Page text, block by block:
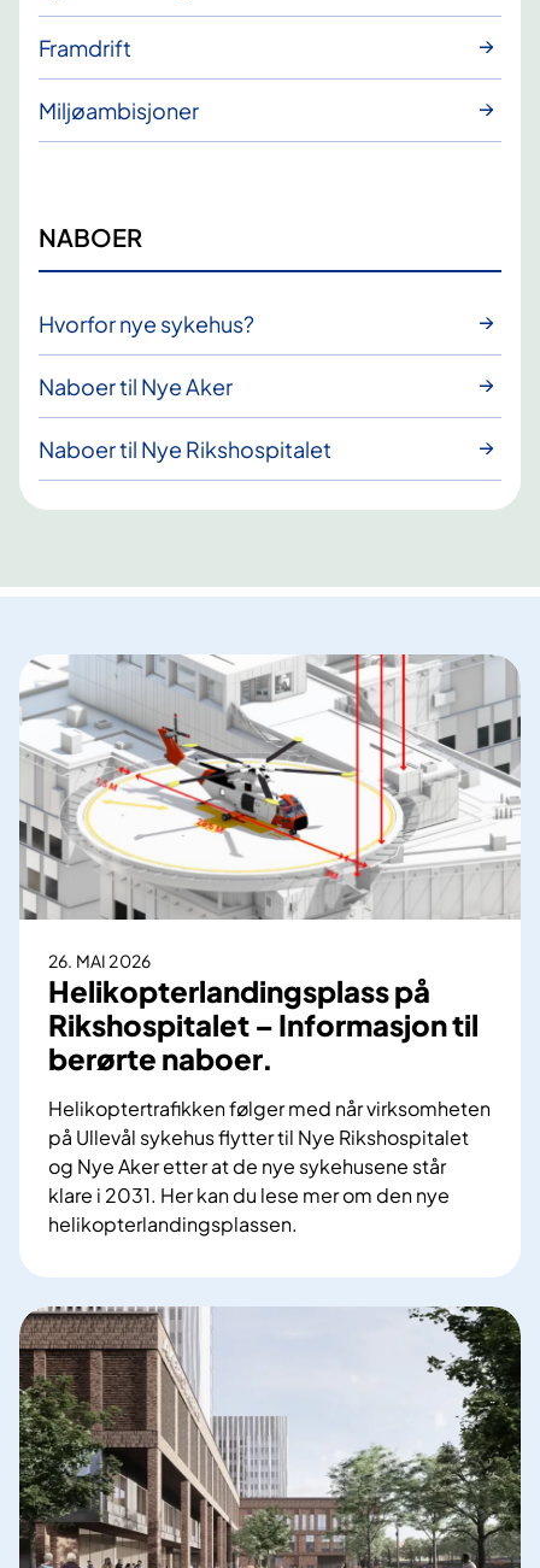
Framdrift
Miljøambisjoner
NABOER
Hvorfor nye sykehus?
Naboer til Nye Aker
Naboer til Nye Rikshospitalet
26. MAI 2026
Helikopterlandingsplass på
Rikshospitalet – Informasjon til
berørte naboer.
Helikoptertrafikken følger med når virksomheten
på Ullevål sykehus flytter til Nye Rikshospitalet
og Nye Aker etter at de nye sykehusene står
klare i 2031. Her kan du lese mer om den nye
helikopterlandingsplassen.
e
l
i
k
o
p
t
e
r
l